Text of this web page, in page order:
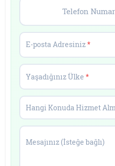
Telefon
E-posta Adresiniz*
Yaşadığınız Ülke*
Hangi Konuda Hizmet
Mesajınız (İsteğe bağlı)